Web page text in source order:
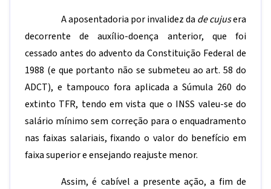
A aposentadoria por invalidez da de cujusera
decorrente de auxílio-doença anterior, que foi
cessado antes do advento da Constituição Federal de
1988 (e que portanto não se submeteu ao art. 58 do
ADCT), e tampouco fora aplicada a Súmula 260 do
extinto TFR, tendo em vista que o INSS valeu-se do
salário mínimo sem correção para o enquadramento
nas faixas salariais, fixando o valor do benefício em
faixa superior e ensejando reajuste menor.
Assim, é cabível a presente ação, a fim de